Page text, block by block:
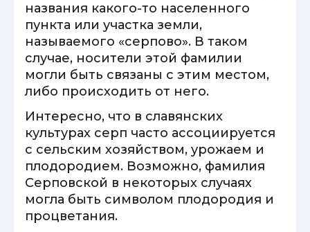
названия какого-то населенного
пункта или участка земли,
называемого «серпово». В таком
случае, носители этой фамилии
могли быть связаны с этим местом,
либо происходить от него.
Интересно, что в славянских
культурах серп часто ассоциируется
с сельским хозяйством, урожаем и
плодородием. Возможно, фамилия
Серповской в некоторых случаях
могла быть символом плодородия и
процветания.